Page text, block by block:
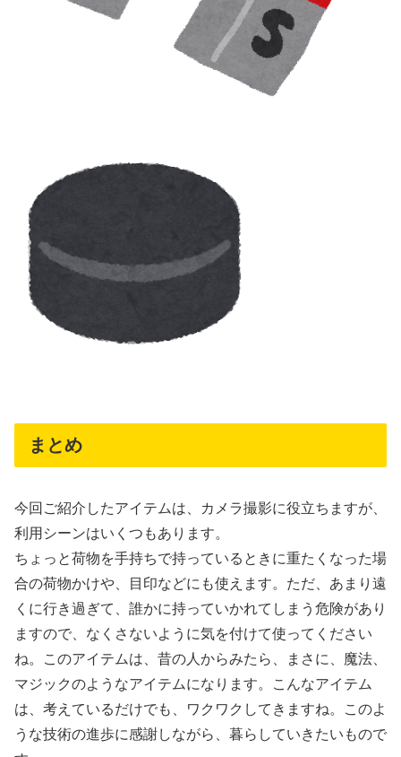
まとめ
今回ご紹介したアイテムは、カメラ撮影に役立ちますが、
利用シーンはいくつもあります。
ちょっと荷物を手持ちで持っているときに重たくなった場
合の荷物かけや、目印などにも使えます。ただ、あまり遠
くに行き過ぎて、誰かに持っていかれてしまう危険があり
ますので、なくさないように気を付けて使ってください
ね。このアイテムは、昔の人からみたら、まさに、魔法、
マジックのようなアイテムになります。こんなアイテム
は、考えているだけでも、ワクワクしてきますね。このよ
うな技術の進歩に感謝しながら、暮らしていきたいもので